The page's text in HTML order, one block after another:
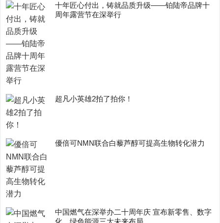
十年匠心付出，铸就品质升级——铂陆帝品牌十
周年露营节在深举行
超凡小英雄2拍了拍你！
優倍可NMN联合白藜芦醇可提高生物转化潜力
中国燃气在深举办二十周年庆 宣布新零售、数字
化、绿色能源三大未来布局